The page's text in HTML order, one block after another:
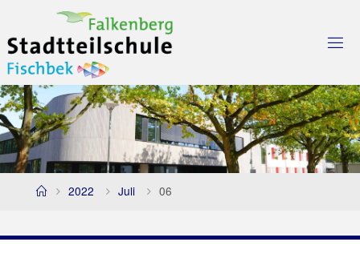
to
content
Home2022 Juli 06